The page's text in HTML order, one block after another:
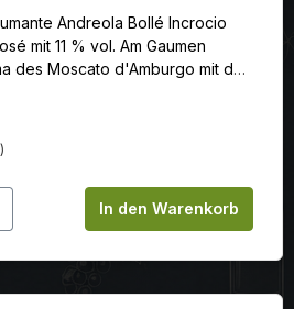
Andreola Bollé Incrocio
mit 11 % vol. Am Gaumen
des Moscato d'Amburgo mit der
und ergibt einen
Genuss. Hervorragend als
Vorspeisen.
Gib den
In den Warenkorb